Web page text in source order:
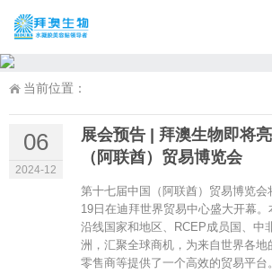
当前位置：
06
2024-12
展会预告 | 拜澳生物即将
（阿联酋）贸易博览会
第十七届中国（阿联酋）贸易博览会
19日在迪拜世界贸易中心盛大开幕。
沿线国家和地区、RCEP成员国、中
洲，汇聚全球商机，为来自世界各地
零售商等提供了一个高效的贸易平台